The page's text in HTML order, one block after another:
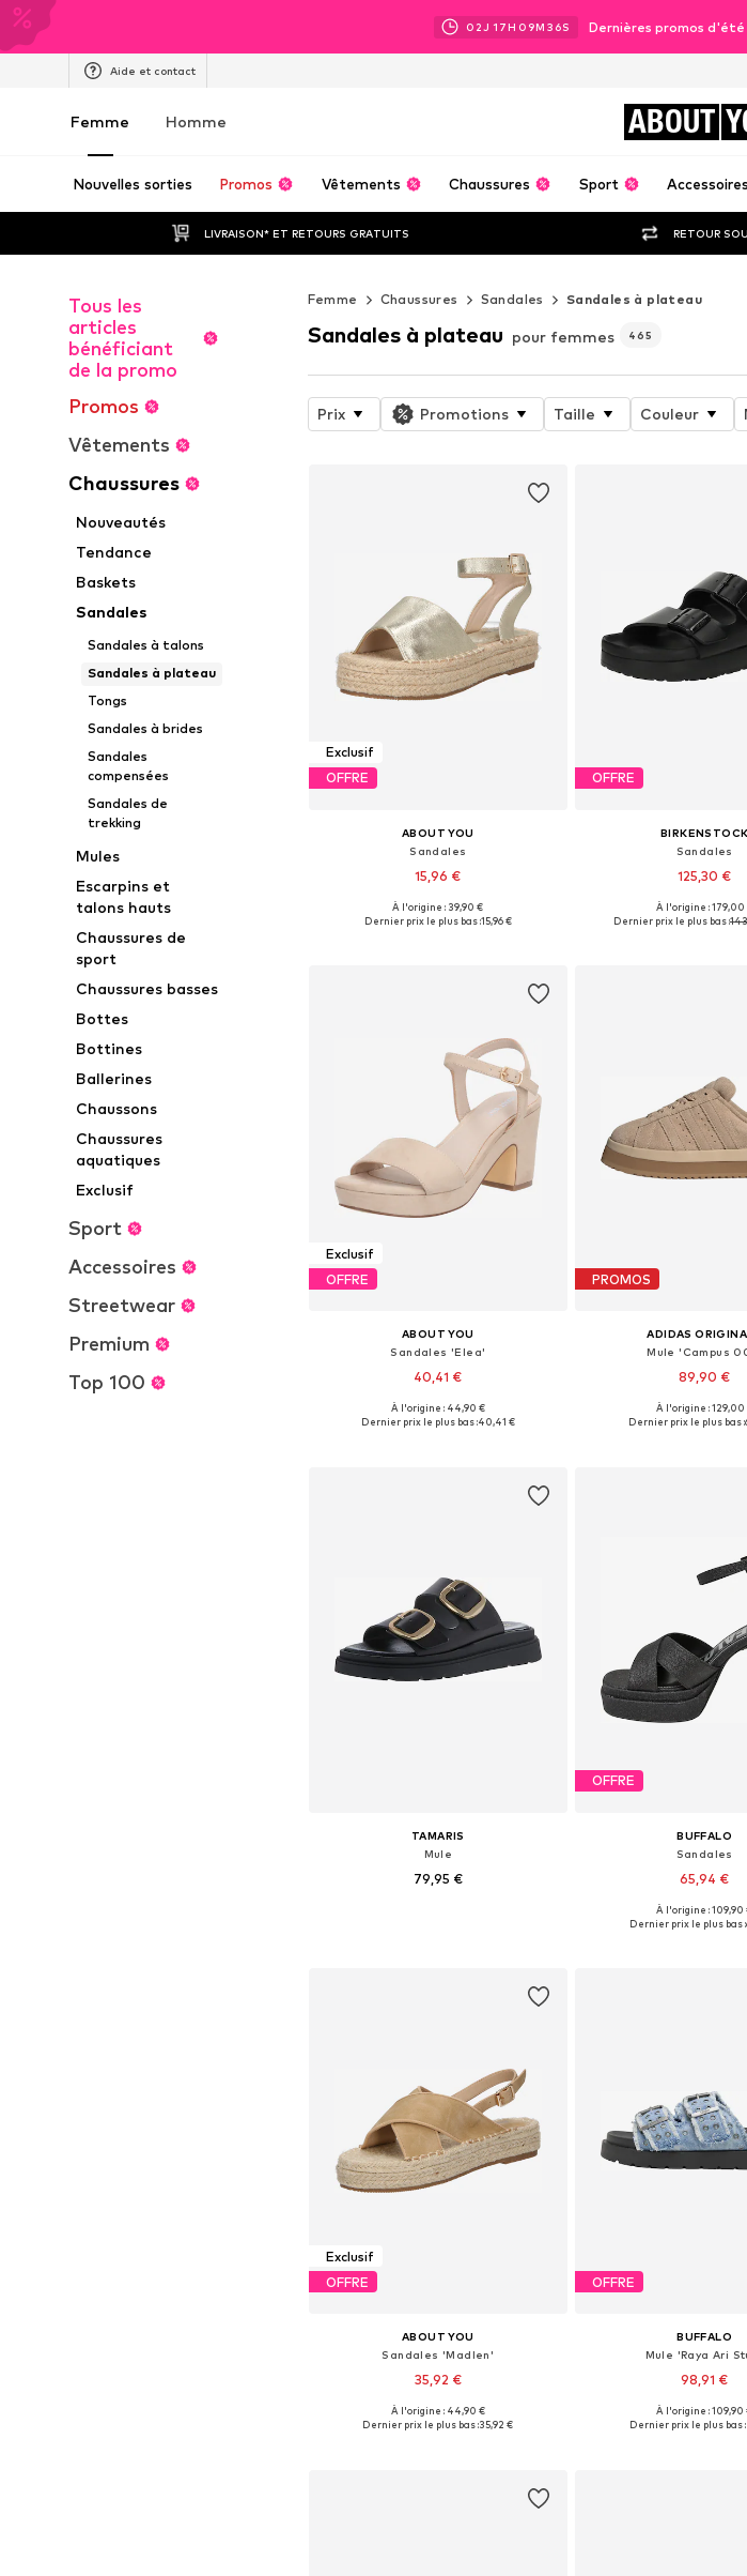
02J 17H 09M 34S Dernières promos
Aide et contact
Femme Homme ABOUT
Nouvelles sorties Promos Vêtements Chaussures Sport Accessoires
LIVRAISON* ET RETOURS GRATUITS RETOUR
Tous les
articles
bénéficiant
de la promo
Promos
Vêtements
Chaussures
Nouveautés
Tendance
Baskets
Sandales
Sandales à talons
Sandales à plateau
Tongs
Sandales à brides
Sandales
compensées
Sandales de
trekking
Mules
Escarpins et
talons hauts
Chaussures de
sport
Chaussures basses
Bottes
Bottines
Ballerines
Chaussons
Chaussures
aquatiques
Exclusif
Sport
Accessoires
Streetwear
Premium
Top 100
Femme Chaussures Sandales Sandales à plateau
Sandales à plateau pour femmes 465
Prix Promotions Taille Couleur
Exclusif
OFFRE
ABOUT YOU
Sandales
15,96 €
Tailles disponibles: 38, 39, 40, 41
À l'origine : 39,90 €
Dernier prix le plus bas :15,96 €
OFFRE
BIRKENSTOCK
Sandales
125,30 €
Tailles disponibles: 36, 37,
À l'origine : 179,00
Dernier prix le plus bas :
Exclusif
OFFRE
ABOUT YOU
Sandales 'Elea'
40,41 €
Tailles disponibles: 36, 37, 38, 39, 40, 41
À l'origine : 44,90 €
Dernier prix le plus bas :40,41 €
PROMOS
ADIDAS
Mule 'Campus
89,90 €
Disponible en
À l'origine : 129,00
Dernier prix le plus bas :
TAMARIS
Mule
79,95 €
OFFRE
BUFFALO
Sandales
65,94 €
Tailles disponibles: 37,
À l'origine : 109,90
Dernier prix le plus bas :
Exclusif
OFFRE
ABOUT YOU
Sandales 'Madlen'
35,92 €
Tailles disponibles: 37, 38, 39, 40, 41
À l'origine : 44,90 €
Dernier prix le plus bas :35,92 €
OFFRE
BUFFALO
Mule 'Raya Ari
98,91 €
Tailles disponibles: 37,
À l'origine : 109,90
Dernier prix le plus bas :